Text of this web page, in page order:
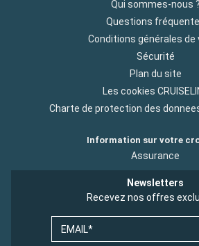
Qui sommes-nous ?
Questions
Conditions générales de
Sécurité
Plan du site
Les cookies
Charte de protection des
Information sur votre
Assurance
Newsletters
Recevez nos offres
EMAIL*